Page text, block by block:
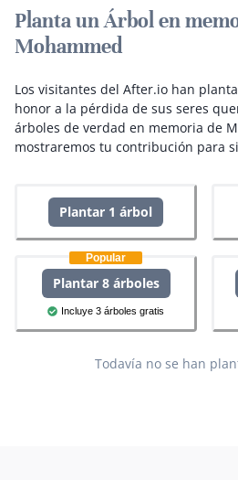
Planta un Árbol en
Mohammed
Los visitantes del After.io han
honor a la pérdida de sus seres
árboles de verdad en memoria de
mostraremos tu contribución para
Plantar 1 árbol
Popular
Plantar 8 árboles
Incluye 3 árboles gratis
Todavía no se han